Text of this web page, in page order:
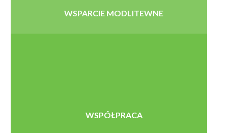
WSPARCIE MODLITEWNE
WSPÓŁPRACA